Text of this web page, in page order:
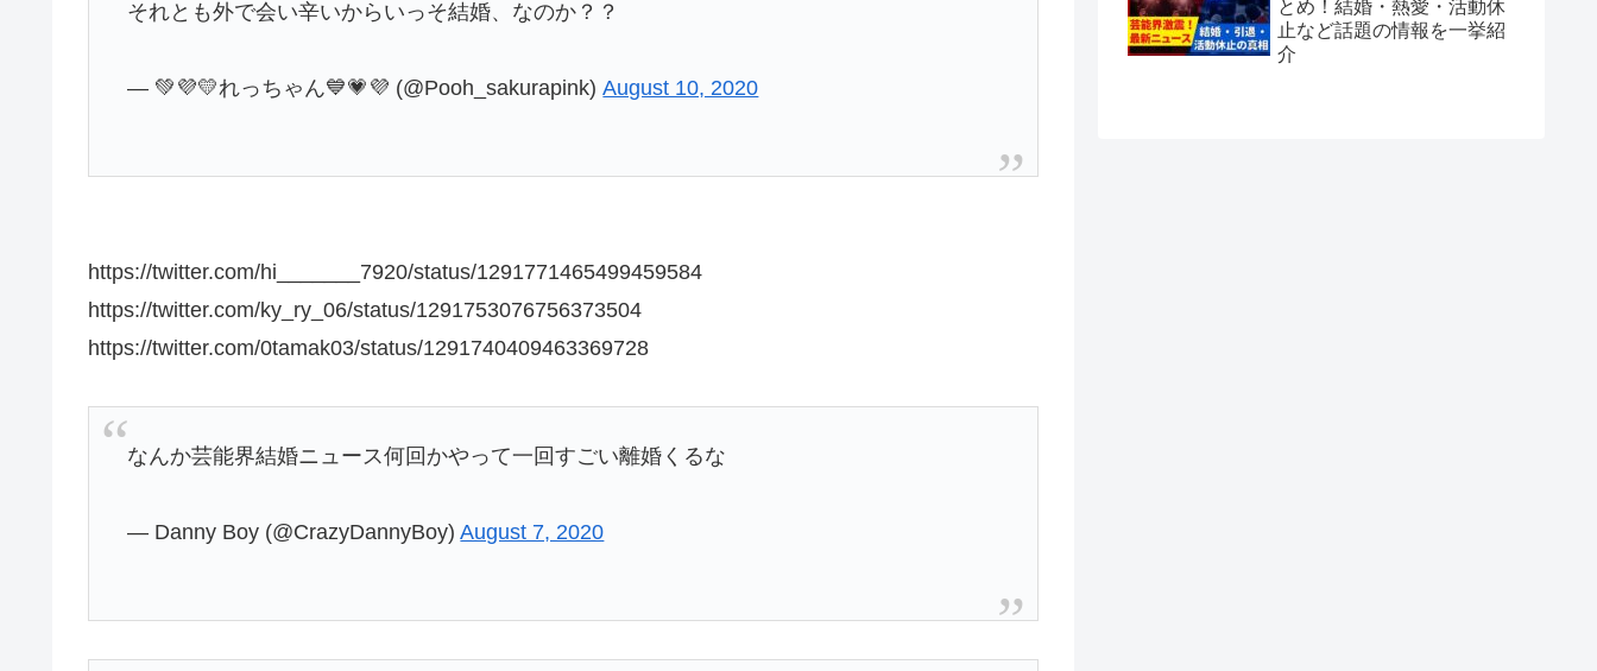
それとも外で会い辛いからいっそ結婚、なのか？？
— 💚💜💛れっちゃん💙💗💜 (@Pooh_sakurapink)August 10, 2020
https://twitter.com/hi_______7920/status/1291771465499459584
https://twitter.com/ky_ry_06/status/1291753076756373504
https://twitter.com/0tamak03/status/1291740409463369728
なんか芸能界結婚ニュース何回かやって一回すごい離婚くるな
— Danny Boy (@CrazyDannyBoy)August 7, 2020
とめ！結婚・熱愛・活動休
止など話題の情報を一挙紹
介